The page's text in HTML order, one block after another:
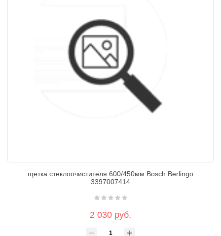
щетка стеклоочистителя 600/450мм Bosch Berlingo
3397007414
2 030 руб.